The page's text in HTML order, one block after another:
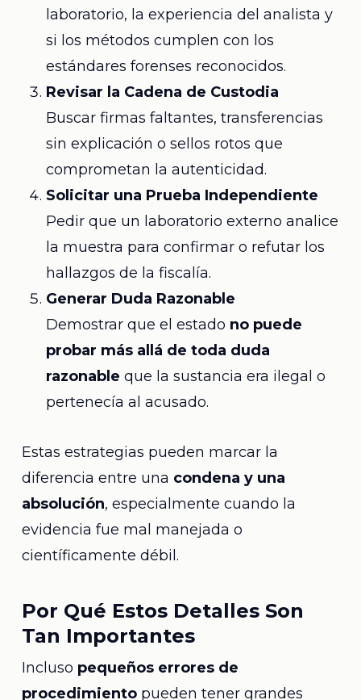
laboratorio, la experiencia del analista y
si los métodos cumplen con los
estándares forenses reconocidos.
Revisar la Cadena de Custodia
Buscar firmas faltantes, transferencias
sin explicación o sellos rotos que
comprometan la autenticidad.
Solicitar una Prueba Independiente
Pedir que un laboratorio externo analice
la muestra para confirmar o refutar los
hallazgos de la fiscalía.
Generar Duda Razonable
Demostrar que el estado no puede
probar más allá de toda duda
razonable que la sustancia era ilegal o
pertenecía al acusado.
Estas estrategias pueden marcar la
diferencia entre una condena y una
absolución, especialmente cuando la
evidencia fue mal manejada o
científicamente débil.
Por Qué Estos Detalles Son
Tan Importantes
Incluso pequeños errores de
procedimientopueden tener grandes